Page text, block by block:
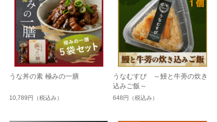
うな丼の素 極みの一膳
10,789円 （税込み）
うなむすび ～鰻と牛蒡の炊き
込みご飯～
648円 （税込み）